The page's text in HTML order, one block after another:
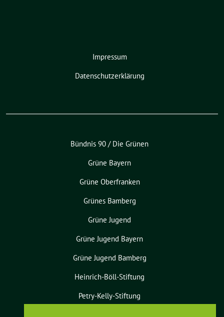
Impressum
Datenschutzerklärung
Bündnis 90 / Die Grünen
Grüne Bayern
Grüne Oberfranken
Grünes Bamberg
Grüne Jugend
Grüne Jugend Bayern
Grüne Jugend Bamberg
Heinrich-Böll-Stiftung
Petry-Kelly-Stiftung